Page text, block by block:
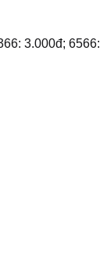
3.000đ; 6566: